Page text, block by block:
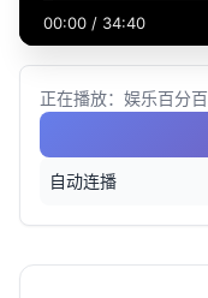
00:00 / 34:40
正在播放：娱乐百分百
自动连播